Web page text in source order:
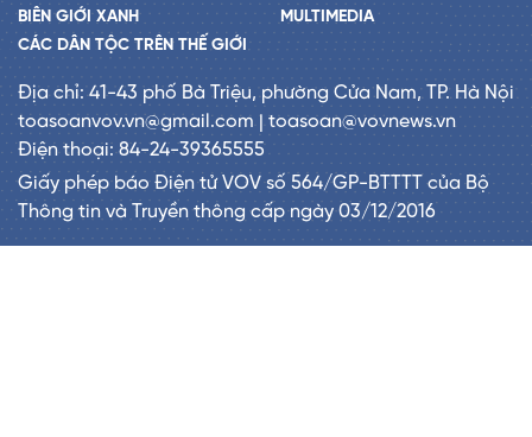
BIÊN GIỚI XANH
CÁC DÂN TỘC TRÊN THẾ GIỚI
MULTIMEDIA
Địa chỉ: 41-43 phố Bà Triệu, phường Cửa Nam, TP. Hà Nội
toasoanvov.vn@gmail.com | toasoan@vovnews.vn
Điện thoại: 84-24-39365555
Giấy phép báo Điện tử VOV số 564/GP-BTTTT của Bộ
Thông tin và Truyền thông cấp ngày 03/12/2016